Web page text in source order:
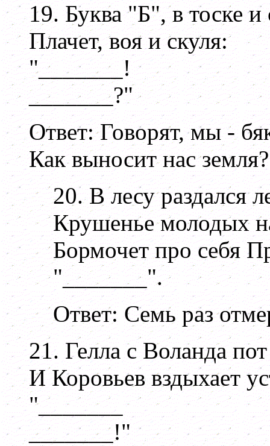
19. Буква "Б", в тоске и
Плачет, воя и скуля:
"_______!
_______?"
Ответ: Говорят, мы -
Как выносит нас
20. В лесу раздался
Крушенье молодых
Бормочет про себя
"_______".
Ответ: Семь раз
21. Гелла с Воланда
И Коровьев вздыхает
"_______
_______!"